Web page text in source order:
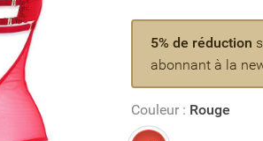
5% de réduction
abonnant à la
Couleur : Rouge